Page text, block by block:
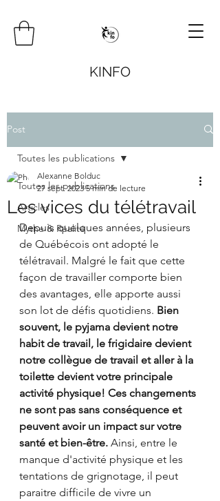
KINFO
Post
Toutes les publications
Articles
Mythe & Réalité
Toutes les publications
Les vices du télétravail
Alexanne Bolduc
27 sept. 2023 5 min de lecture
Depuis quelques années, plusieurs
de Québécois ont adopté le
télétravail. Malgré le fait que cette
façon de travailler comporte bien
des avantages, elle apporte aussi
son lot de défis quotidiens. Bien
souvent, le pyjama devient notre
habit de travail, le frigidaire devient
notre collègue de travail et aller à la
toilette devient votre principale
activité physique! Ces changements
ne sont pas sans conséquence et
peuvent avoir un impact sur votre
santé et bien-être. Ainsi, entre le
manque d'activité physique et les
tentations de grignotage, il peut
paraitre difficile de vivre un